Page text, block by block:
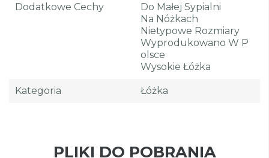
Dodatkowe Cechy
Do Małej Sypialni
Na Nóżkach
Nietypowe Rozmiary
Wyprodukowano W P
Olsce
Wysokie Łóżka
Kategoria Łóżka
PLIKI DO POBRANIA